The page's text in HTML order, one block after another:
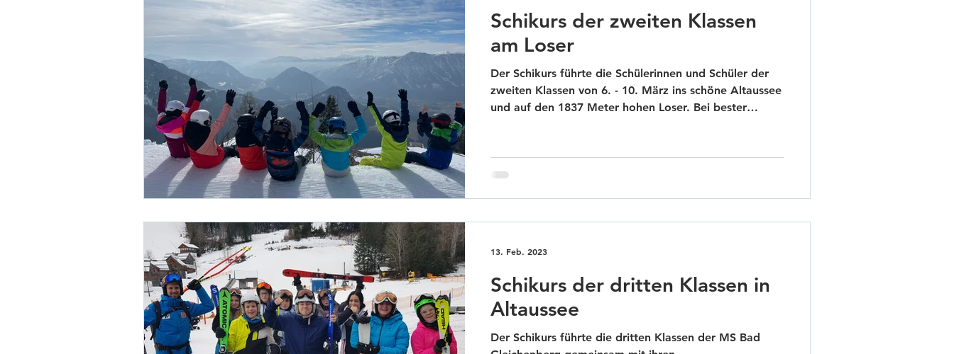
Schikurs der zweiten Klassen
am Loser
Der Schikurs führte die Schülerinnen und Schüler der
zweiten Klassen von 6. - 10. März ins schöne Altaussee
und auf den 1837 Meter hohen Loser. Bei bester
präparierten Pisten. Selbstverständlich gab es auch
eine professionelle Einschulung, was Pistenregeln und
Tanzvorstellungen vorge
Schikurs der dritten Klassen in
Altaussee
Der Schikurs führte die dritten Klassen der MS Bad
13. Feb. 2023